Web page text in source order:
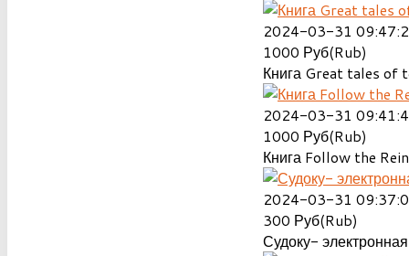
2024-03-31
1000 Руб(Rub)
Книга Great tales of
2024-03-31
1000 Руб(Rub)
Книга Follow the
2024-03-31
300 Руб(Rub)
Судоку-